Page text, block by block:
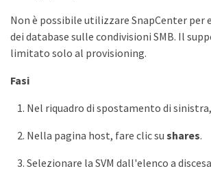
Non è possibile utilizzare SnapCenter per
dei database sulle condivisioni SMB. Il
limitato solo al provisioning.
Fasi
Nel riquadro di spostamento di
Nella pagina host, fare clic su shares.
Selezionare la SVM dall'elenco a discesa